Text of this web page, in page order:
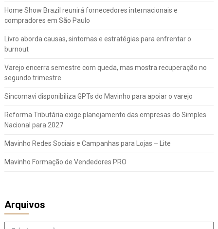
Home Show Brazil reunirá fornecedores internacionais e
compradores em São Paulo
Livro aborda causas, sintomas e estratégias para enfrentar o
burnout
Varejo encerra semestre com queda, mas mostra recuperação no
segundo trimestre
Sincomavi disponibiliza GPTs do Mavinho para apoiar o varejo
Reforma Tributária exige planejamento das empresas do Simples
Nacional para 2027
Mavinho Redes Sociais e Campanhas para Lojas – Lite
Mavinho Formação de Vendedores PRO
Arquivos
Arquivos